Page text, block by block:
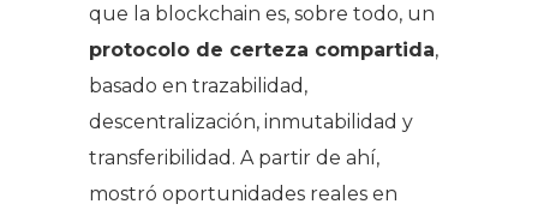
que la blockchain es, sobre todo, un
protocolo de certeza compartida,
basado en trazabilidad,
descentralización, inmutabilidad y
transferibilidad. A partir de ahí,
mostró oportunidades reales en